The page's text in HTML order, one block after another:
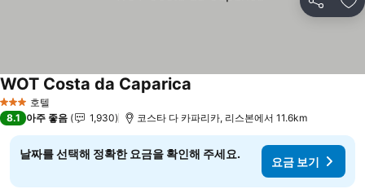
공유 즐
3 성급 호텔
WOT Costa da Caparica
8.1 아주 좋음 1,930 코스타 다 카파리카, 리스본에서 11.6km
날짜를 선택해 정확한 요금을 확인해 주세요.
요금 보기